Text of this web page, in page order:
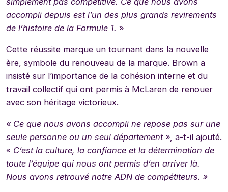
accompli depuis est l’un des plus grands revirements
de l’histoire de la Formule 1. »
Cette réussite marque un tournant dans la nouvelle
ère, symbole du renouveau de la marque. Brown a
insisté sur l’importance de la cohésion interne et du
travail collectif qui ont permis à McLaren de renouer
avec son héritage victorieux.
« Ce que nous avons accompli ne repose pas sur une
seule personne ou un seul département » , a-t-il ajouté.
« C’est la culture, la confiance et la détermination de
toute l’équipe qui nous ont permis d’en arriver là.
Nous avons retrouvé notre ADN de compétiteurs. »